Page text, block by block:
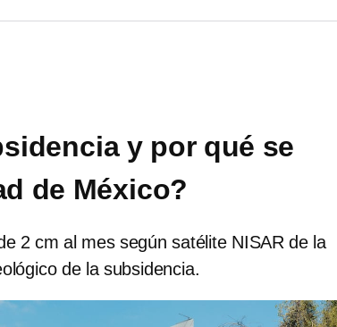
y por qué se
de México?
2 cm al mes según satélite NISAR de la
de la subsidencia.